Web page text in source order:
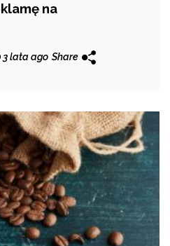
na
3 lata ago Share